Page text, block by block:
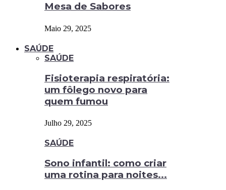
Mesa de Sabores
Maio 29, 2025
SAÚDE
SAÚDE
Fisioterapia respiratória:
um fôlego novo para
quem fumou
Julho 29, 2025
SAÚDE
Sono infantil: como criar
uma rotina para noites...